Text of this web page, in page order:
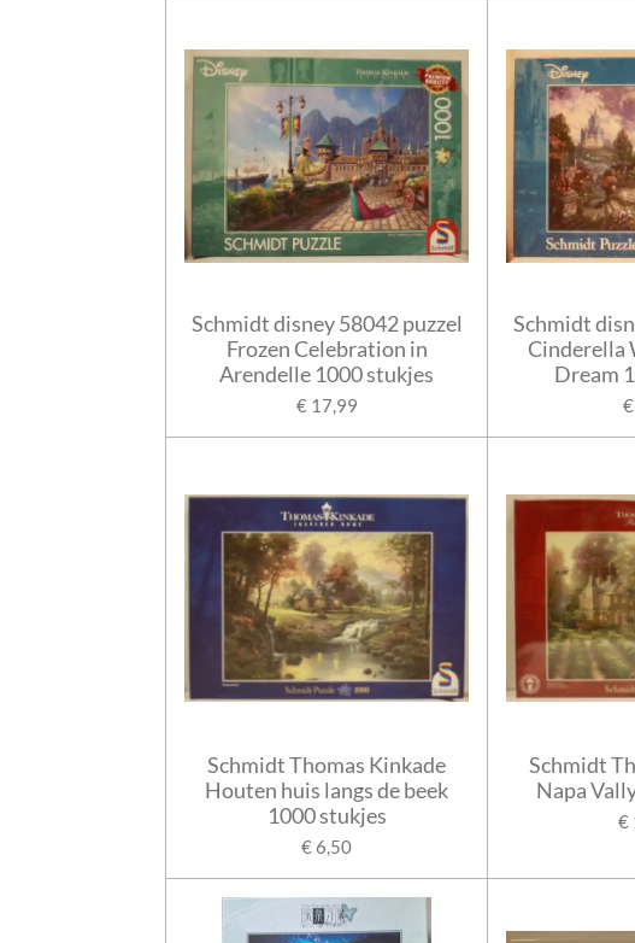
Schmidt disney 58042 puzzel
Frozen Celebration in
Arendelle 1000 stukjes
€ 17,99
Schmidt
Cinderella
Dream
Schmidt Thomas Kinkade
Houten huis langs de beek
1000 stukjes
€ 6,50
Schmidt
Napa
€